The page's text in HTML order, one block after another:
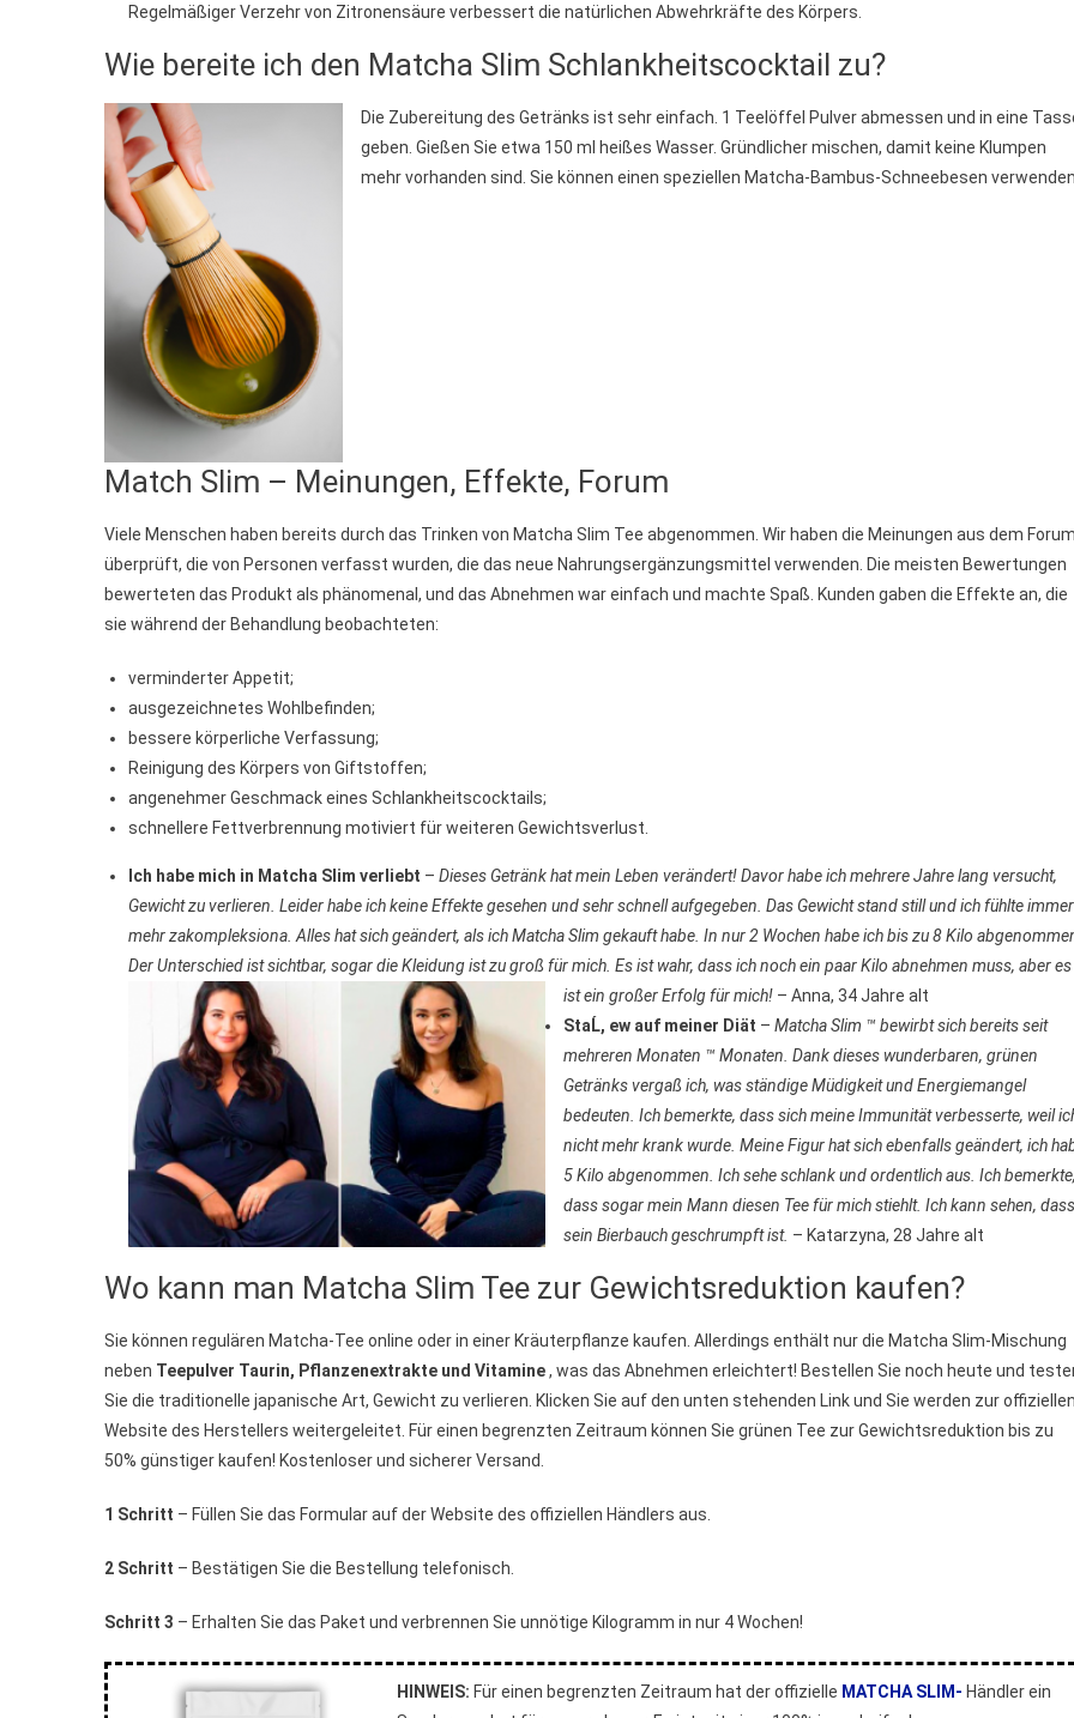
Regelmäßiger Verzehr von Zitronensäure verbessert die natürlichen Abwehrkräfte des Körpers.
Wie bereite ich den Matcha Slim Schlankheitscocktail zu?
Die Zubereitung des Getränks ist sehr einfach. 1 Teelöffel Pulver abmessen und in eine
geben. Gießen Sie etwa 150 ml heißes Wasser. Gründlicher mischen, damit keine Klumpen
mehr vorhanden sind. Sie können einen speziellen Matcha-Bambus-Schneebesen verwenden.
Match Slim – Meinungen, Effekte, Forum
Viele Menschen haben bereits durch das Trinken von Matcha Slim Tee abgenommen. Wir haben die Meinungen aus dem Forum
überprüft, die von Personen verfasst wurden, die das neue Nahrungsergänzungsmittel verwenden. Die meisten Bewertungen
bewerteten das Produkt als phänomenal, und das Abnehmen war einfach und machte Spaß. Kunden gaben die Effekte an, die
sie während der Behandlung beobachteten:
verminderter Appetit;
ausgezeichnetes Wohlbefinden;
bessere körperliche Verfassung;
Reinigung des Körpers von Giftstoffen;
angenehmer Geschmack eines Schlankheitscocktails;
schnellere Fettverbrennung motiviert für weiteren Gewichtsverlust.
Ich habe mich in Matcha Slim verliebt – Dieses Getränk hat mein Leben verändert! Davor habe ich mehrere Jahre lang versucht,
Gewicht zu verlieren. Leider habe ich keine Effekte gesehen und sehr schnell aufgegeben. Das Gewicht stand still und ich fühlte immer
mehr zakompleksiona. Alles hat sich geändert, als ich Matcha Slim gekauft habe. In nur 2 Wochen habe ich bis zu 8 Kilo
Der Unterschied ist sichtbar, sogar die Kleidung ist zu groß für mich. Es ist wahr, dass ich noch ein paar Kilo abnehmen muss, aber es
ist ein großer Erfolg für mich! – Anna, 34 Jahre alt
StaĹ, ew auf meiner Diät – Matcha Slim ™ bewirbt sich bereits seit
mehreren Monaten ™ Monaten. Dank dieses wunderbaren, grünen
Getränks vergaß ich, was ständige Müdigkeit und Energiemangel
bedeuten. Ich bemerkte, dass sich meine Immunität verbesserte, weil
nicht mehr krank wurde. Meine Figur hat sich ebenfalls geändert, ich
5 Kilo abgenommen. Ich sehe schlank und ordentlich aus. Ich bemerkte,
dass sogar mein Mann diesen Tee für mich stiehlt. Ich kann sehen, dass
sein Bierbauch geschrumpft ist. – Katarzyna, 28 Jahre alt
Wo kann man Matcha Slim Tee zur Gewichtsreduktion kaufen?
Sie können regulären Matcha-Tee online oder in einer Kräuterpflanze kaufen. Allerdings enthält nur die Matcha Slim-Mischung
neben Teepulver Taurin, Pflanzenextrakte und Vitamine, was das Abnehmen erleichtert! Bestellen Sie noch heute und
Sie die traditionelle japanische Art, Gewicht zu verlieren. Klicken Sie auf den unten stehenden Link und Sie werden zur offiziellen
Website des Herstellers weitergeleitet. Für einen begrenzten Zeitraum können Sie grünen Tee zur Gewichtsreduktion bis zu
50% günstiger kaufen! Kostenloser und sicherer Versand.
1 Schritt – Füllen Sie das Formular auf der Website des offiziellen Händlers aus.
2 Schritt – Bestätigen Sie die Bestellung telefonisch.
Schritt 3 – Erhalten Sie das Paket und verbrennen Sie unnötige Kilogramm in nur 4 Wochen!
HINWEIS: Für einen begrenzten Zeitraum hat der offizielle MATCHA SLIM- Händler ein